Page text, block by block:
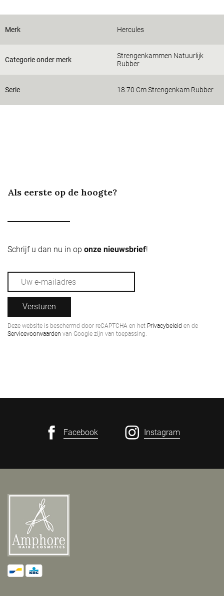
Merk Hercules
Categorie onder merk
Strengenkammen Natuurlijk
Rubber
Serie 18.70 Cm Strengenkam Rubber
Als eerste op de hoogte?
Schrijf u dan nu in op onze nieuwsbrief!
Versturen
Deze website is beschermd door reCAPTCHA en het Privacybeleid en de
Servicevoorwaarden van Google zijn van toepassing.
Facebook Instagram